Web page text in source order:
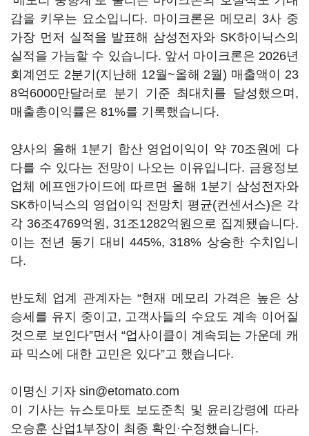
감을 키우는 요소입니다. 마이크론은 메모리 3사 중
가장 먼저 실적을 발표해 삼성전자와 SK하이닉스의
실적을 가늠할 수 있습니다. 앞서 마이크론은 2026년
회계연도 2분기(지난해 12월~올해 2월) 매출액이 23
8억6000만달러로 분기 기준 최대치를 달성했으며,
매출총이익률은 81%를 기록했습니다.
양사의 올해 1분기 합산 영업이익이 약 70조원에 다
다를 수 있다는 전망이 나오는 이유입니다. 금융정보
업체 에프앤가이드에 따르면 올해 1분기 삼성전자와
SK하이닉스의 영업이익 전망치 평균(컨센서스)은 각
각 36조4769억원, 31조1282억원으로 집계됐습니다.
이는 전년 동기 대비 445%, 318% 상승한 수치입니
다.
반도체 업계 관계자는 “현재 메모리 가격은 높은 상
승세를 유지 중이고, 고객사들의 수요도 계속 이어질
것으로 보인다”면서 “업사이클이 계속되는 가운데 캐
파 믹스에 대한 고민은 있다”고 했습니다.
이명신 기자 sin@etomato.com
이 기사는 뉴스토마토 보도준칙 및 윤리강령에 따라
오승훈 산업1부장이 최종 확인·수정했습니다.